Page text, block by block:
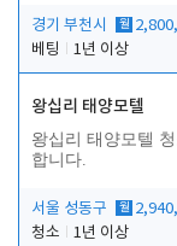
경기 부천시 월
베팅
1년 이상
왕십리 태양모텔
왕십리 태양모텔
합니다.
서울 성동구 월
청소
1년 이상